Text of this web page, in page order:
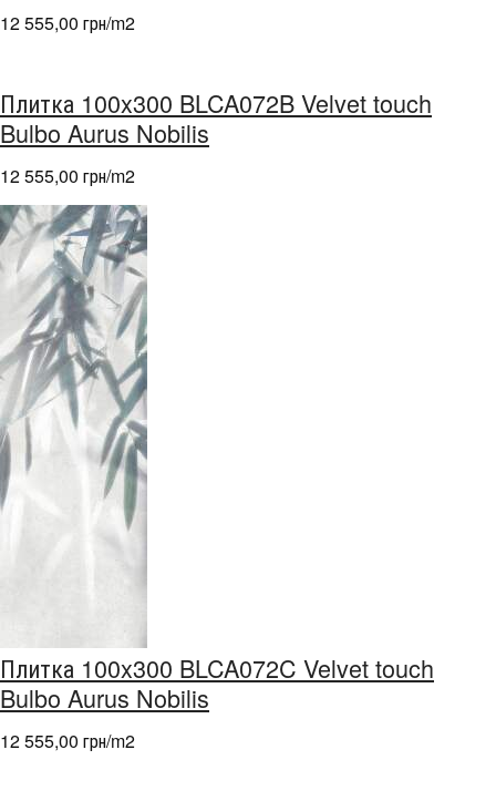
12 555,00 грн/m2
Плитка 100x300 BLCA072B Velvet touch
Bulbo Aurus Nobilis
12 555,00 грн/m2
Плитка 100x300 BLCA072C Velvet touch
Bulbo Aurus Nobilis
12 555,00 грн/m2